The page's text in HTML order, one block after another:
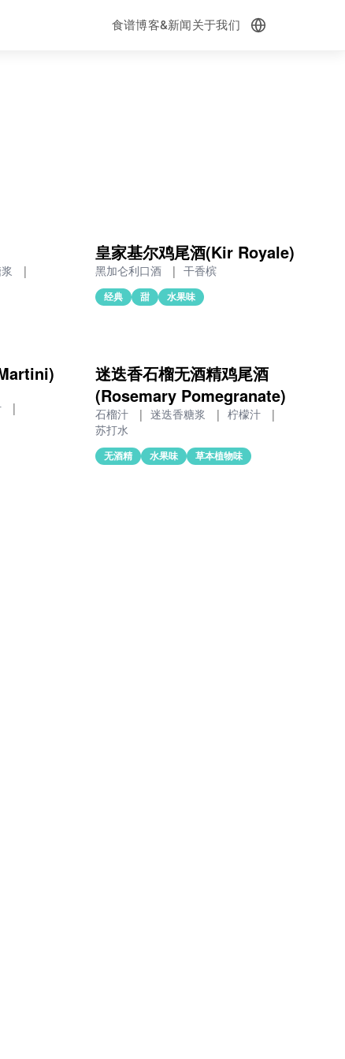
食谱博客&新闻关于我们
|
皇家基尔鸡尾酒(Kir Royale)
黑加仑利口酒 | 干香槟
经典 甜 水果味
|
迷迭香石榴无酒精鸡尾酒
(Rosemary Pomegranate)
石榴汁 | 迷迭香糖浆 | 柠檬汁
|
苏打水
无酒精 水果味 草本植物味